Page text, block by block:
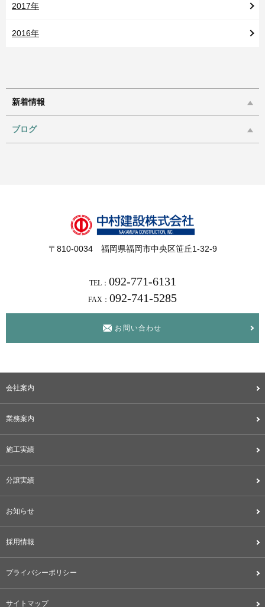
2017年
2016年
新着情報
ブログ
〒810-0034 福岡県福岡市中央区笹丘1-32-9
TEL： 092-771-6131
FAX： 092-741-5285
お問い合わせ
会社案内
業務案内
施工実績
分譲実績
お知らせ
採用情報
プライバシーポリシー
サイトマップ